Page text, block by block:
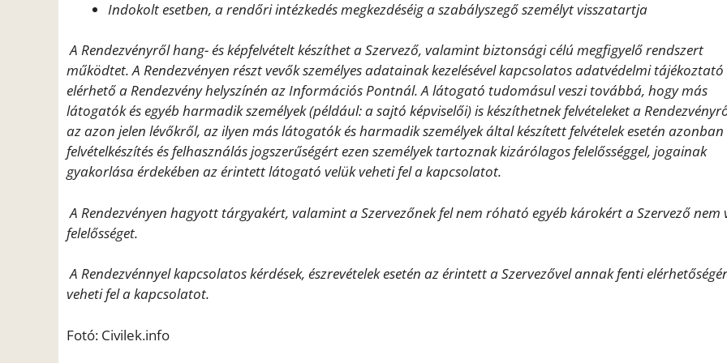
Indokolt esetben, a rendőri intézkedés megkezdéséig a szabályszegő személyt visszatartja
A Rendezvényről hang- és képfelvételt készíthet a Szervező, valamint biztonsági célú megfigyelő rendszert
működtet. A Rendezvényen részt vevők személyes adatainak kezelésével kapcsolatos adatvédelmi tájékoztató
elérhető a Rendezvény helyszínén az Információs Pontnál. A látogató tudomásul veszi továbbá, hogy más
látogatók és egyéb harmadik személyek (például: a sajtó képviselői) is készíthetnek felvételeket a
az azon jelen lévőkről, az ilyen más látogatók és harmadik személyek által készített felvételek esetén
felvételkészítés és felhasználás jogszerűségért ezen személyek tartoznak kizárólagos felelősséggel, jogainak
gyakorlása érdekében az érintett látogató velük veheti fel a kapcsolatot.
A Rendezvényen hagyott tárgyakért, valamint a Szervezőnek fel nem róható egyéb károkért a Szervező nem
felelősséget.
A Rendezvénnyel kapcsolatos kérdések, észrevételek esetén az érintett a Szervezővel annak fenti
veheti fel a kapcsolatot.
Fotó: Civilek.info